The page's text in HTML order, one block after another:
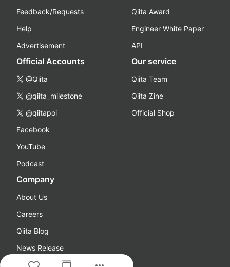
Feedback/Requests
Help
Advertisement
Qiita Award
Engineer White Paper
API
Official Accounts
@Qiita
@qiita_milestone
@qiitapoi
Facebook
YouTube
Podcast
Our service
Qiita Team
Qiita Zine
Official Shop
Company
About Us
Careers
Qiita Blog
News Release